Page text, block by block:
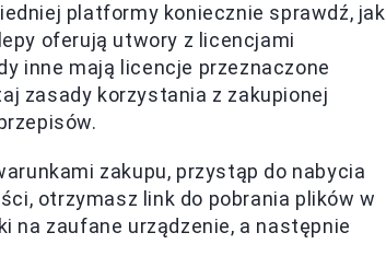
platformy koniecznie sprawdź,
oferują utwory z licencjami
inne mają licencje przeznaczone
zasady korzystania z zakupionej
zakupu, przystąp do nabycia
otrzymasz link do pobrania plików w
na zaufane urządzenie, a następnie